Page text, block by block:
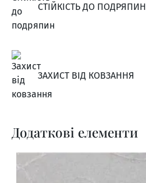
СТІЙКІСТЬ ДО ПОДРЯПИН
ЗАХИСТ ВІД КОВЗАННЯ
Додаткові елементи